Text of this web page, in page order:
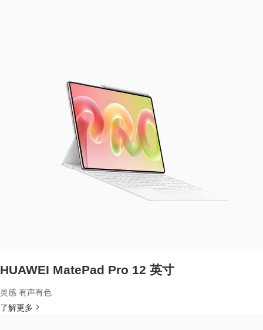
HUAWEI MatePad Pro 12 英寸
灵感 有声有色
了解更多